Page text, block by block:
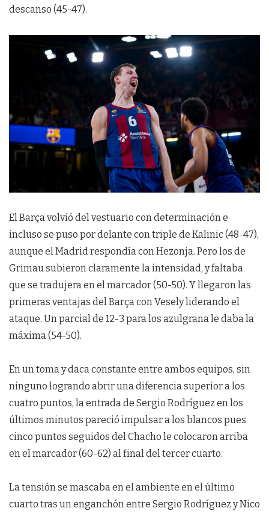
descanso (45-47).
El Barça volvió del vestuario con determinación e
incluso se puso por delante con triple de Kalinic (48-47),
aunque el Madrid respondía con Hezonja. Pero los de
Grimau subieron claramente la intensidad, y faltaba
que se tradujera en el marcador (50-50). Y llegaron las
primeras ventajas del Barça con Vesely liderando el
ataque. Un parcial de 12-3 para los azulgrana le daba la
máxima (54-50).
En un toma y daca constante entre ambos equipos, sin
ninguno logrando abrir una diferencia superior a los
cuatro puntos, la entrada de Sergio Rodríguez en los
últimos minutos pareció impulsar a los blancos pues
cinco puntos seguidos del Chacho le colocaron arriba
en el marcador (60-62) al final del tercer cuarto.
La tensión se mascaba en el ambiente en el último
cuarto tras un enganchón entre Sergio Rodríguez y Nico